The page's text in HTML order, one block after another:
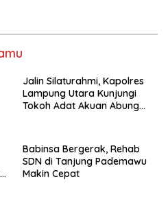
Jalin Silaturahmi, Kapolres
Lampung Utara Kunjungi
Tokoh Adat Akuan Abung
Babinsa Bergerak, Rehab
SDN di Tanjung Pademawu
Makin Cepat